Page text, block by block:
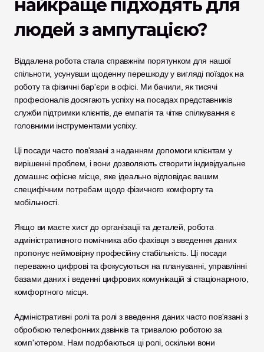
найкраще підходять для
людей з ампутацією?
Віддалена робота стала справжнім порятунком для нашої
спільноти, усунувши щоденну перешкоду у вигляді поїздок на
роботу та фізичні бар'єри в офісі. Ми бачили, як тисячі
професіоналів досягають успіху на посадах представників
служби підтримки клієнтів, де емпатія та чітке спілкування є
головними інструментами успіху.
Ці посади часто пов'язані з наданням допомоги клієнтам у
вирішенні проблем, і вони дозволяють створити індивідуальне
домашнє офісне місце, яке ідеально відповідає вашим
специфічним потребам щодо фізичного комфорту та
мобільності.
Якщо ви маєте хист до організації та деталей, робота
адміністративного помічника або фахівця з введення даних
пропонує неймовірну професійну стабільність. Ці посади
переважно цифрові та фокусуються на плануванні, управлінні
базами даних і веденні цифрових комунікацій зі стаціонарного,
комфортного місця.
Адміністративні ролі та ролі з введення даних часто пов'язані з
обробкою телефонних дзвінків та тривалою роботою за
комп'ютером. Нам подобаються ці ролі, оскільки вони